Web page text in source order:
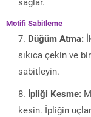
Motifi Sabitleme
Düğüm Atma:
sıkıca çekin ve
sabitleyin.
İpliği Kesme:
kesin. İpliğin